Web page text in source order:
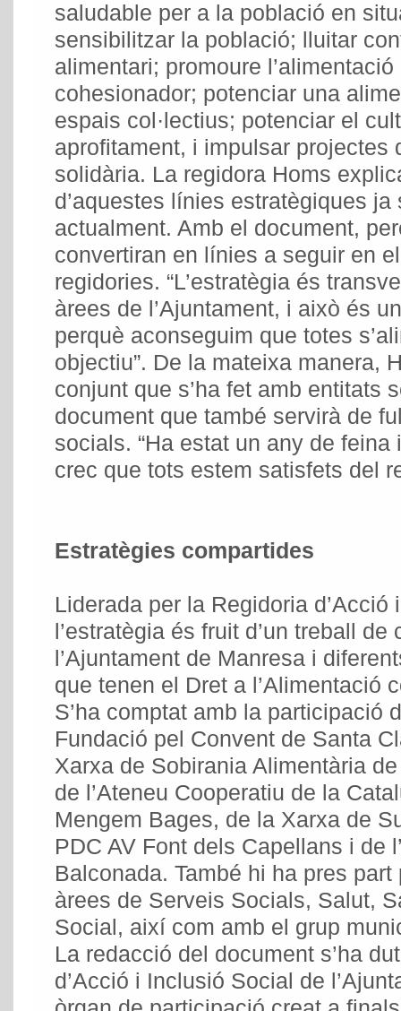
saludable per a la població en
sensibilitzar la població; lluitar
alimentari; promoure
cohesionador; potenciar una
espais col·lectius; potenciar el
aprofitament, i impulsar projectes
solidària. La regidora Homs
d’aquestes línies estratègiques ja
actualment. Amb el document,
convertiran en línies a seguir en
regidories. “L’estratègia és
àrees de l’Ajuntament, i això és
perquè aconseguim que totes
objectiu”. De la mateixa manera,
conjunt que s’ha fet amb entitats
document que també servirà de
socials. “Ha estat un any de
crec que tots estem satisfets del
Estratègies compartides
Liderada per la Regidoria
l’estratègia és fruit d’un treball de
l’Ajuntament de Manresa i
que tenen el Dret a l’Alimentació
S’ha comptat amb la participació
Fundació pel Convent de Santa
Xarxa de Sobirania Alimentària
de l’Ateneu Cooperatiu de la
Mengem Bages, de la Xarxa de
PDC AV Font dels Capellans i de
Balconada. També hi ha pres
àrees de Serveis Socials, Salut,
Social, així com amb el grup
La redacció del document s’ha
d’Acció i Inclusió Social de